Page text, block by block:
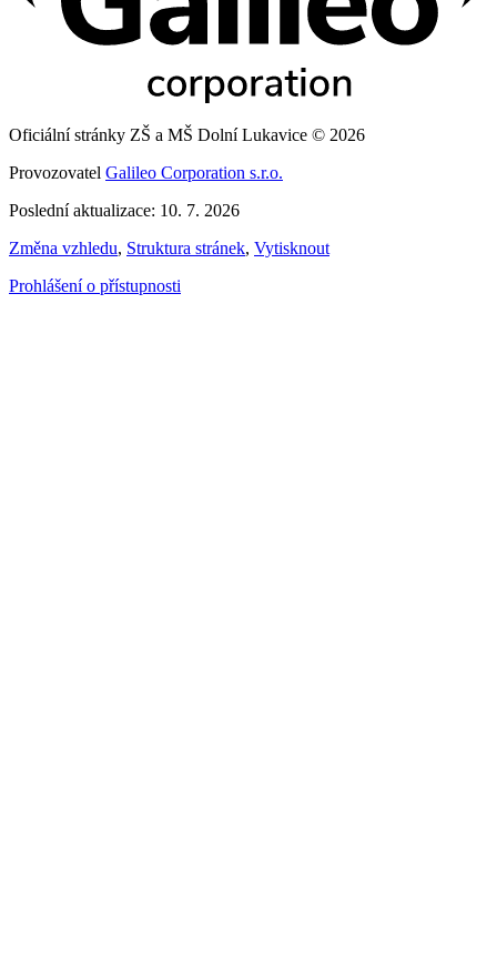
Oficiální stránky ZŠ a MŠ Dolní Lukavice © 2026
Provozovatel Galileo Corporation s.r.o.
Poslední aktualizace: 10. 7. 2026
Změna vzhledu, Struktura stránek, Vytisknout
Prohlášení o přístupnosti